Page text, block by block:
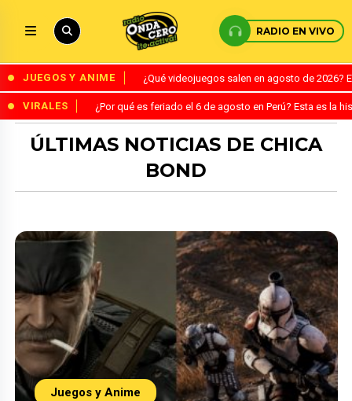
RADIO EN VIVO
JUEGOS Y ANIME ¿Qué videojuegos salen en agosto de
VIRALES ¿Por qué es feriado el 6 de agosto en Perú? Esta es la
ÚLTIMAS NOTICIAS DE CHICA
BOND
Juegos y Anime